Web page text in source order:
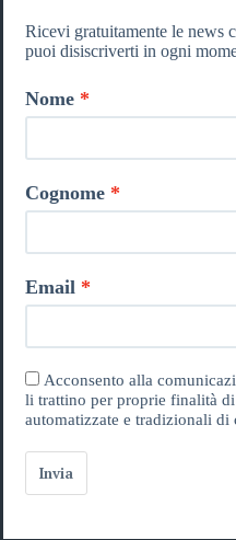
Ricevi gratuitamente le news
puoi disiscriverti in ogni
Nome
Cognome
Email
Acconsento alla
li trattino per proprie finalità
automatizzate e tradizionali di
Invia